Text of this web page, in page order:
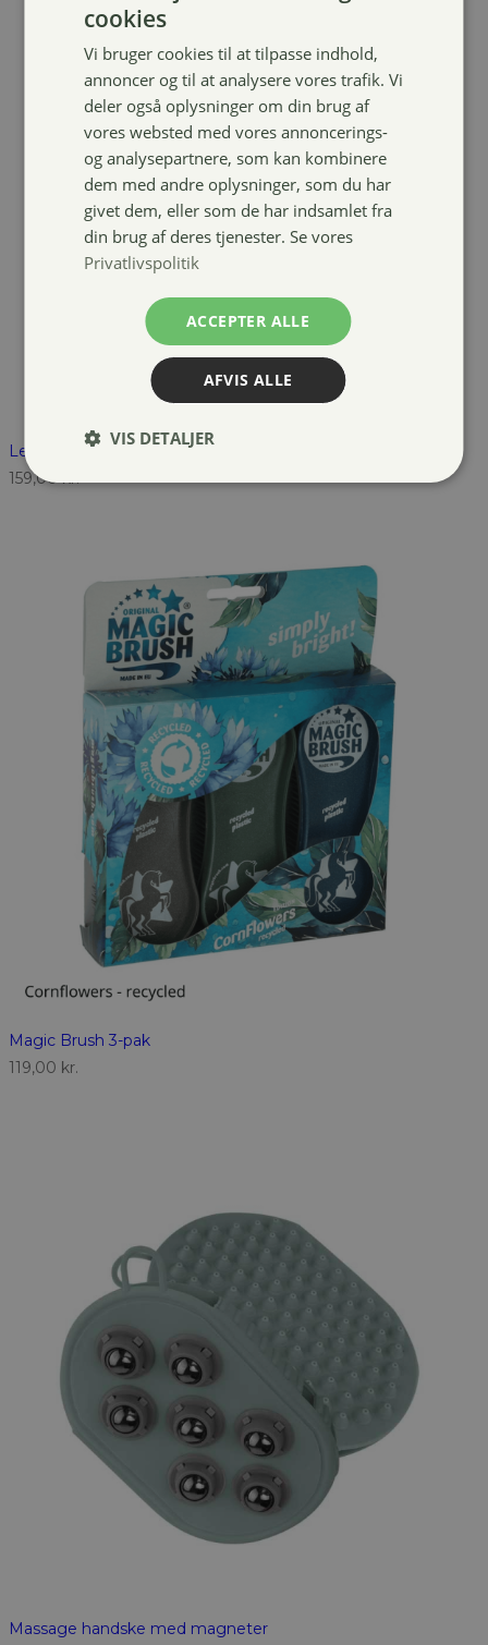
LeMieux Tangle Tidy plus man & hale børste
159,00kr.
Magic Brush 3-pak
119,00 kr.
Massage handske med magneter
cookies
Vi bruger cookies til at tilpasse indhold,
annoncer og til at analysere vores trafik. Vi
deler også oplysninger om din brug af
vores websted med vores annoncerings-
og analysepartnere, som kan kombinere
dem med andre oplysninger, som du har
givet dem, eller som de har indsamlet fra
din brug af deres tjenester. Se vores
Privatlivspolitik
ACCEPTER ALLE
AFVIS ALLE
VIS DETALJER